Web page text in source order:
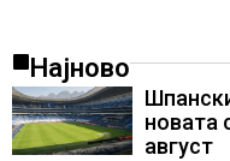
Најново
новата
август